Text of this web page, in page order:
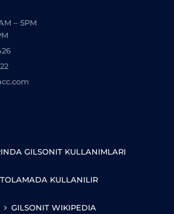
– 5PM
GILSONIT KULLANIMLARI
KULLANILIR
GILSONIT WIKIPEDIA